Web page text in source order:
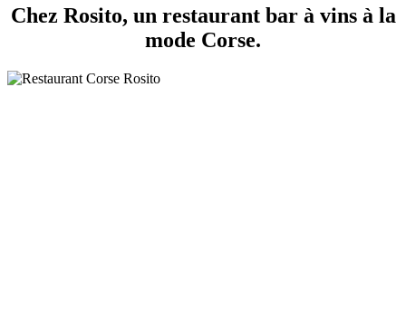
Chez Rosito, un restaurant bar à vins à la
mode Corse.